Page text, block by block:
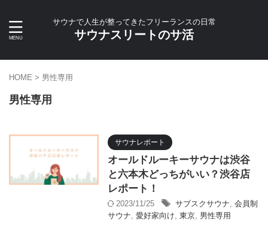
サウナで人生が整ってきたフリーランスの日常
サウナスリートのサ活
HOME > 男性専用
男性専用
サウナレポート
オールドルーキーサウナは渋谷
と六本木どっちがいい？渋谷店
レポート！
2023/11/25 サブスクサウナ, 会員制
サウナ, 愛好家向け, 東京, 男性専用